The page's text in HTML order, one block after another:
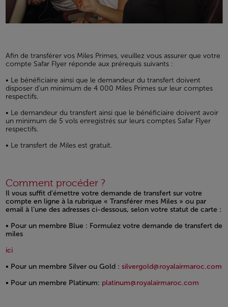
Afin de transférer vos Miles Primes, veuillez vous assurer que votre
compte Safar Flyer réponde aux prérequis suivants :
• Le bénéficiaire ainsi que le demandeur du transfert doivent
disposer d’un minimum de 4 000 Miles Primes sur leur comptes
respectifs.
• Le demandeur du transfert ainsi que le bénéficiaire doivent avoir
un minimum de 5 vols enregistrés sur leurs comptes Safar Flyer
respectifs.
• Le transfert de Miles est gratuit.
Comment procéder ?
Il vous suffit d’émettre votre demande de transfert sur votre
compte en ligne à la rubrique « Transférer mes Miles » ou par
email à l’une des adresses ci-dessous, selon votre statut de carte :
• Pour un membre Blue : Formulez votre demande de transfert de
miles
Open in a new window
iciOpen in a new window
• Pour un membre Silver ou Gold : silvergold@royalairmaroc.com
• Pour un membre Platinum: platinum@royalairmaroc.com